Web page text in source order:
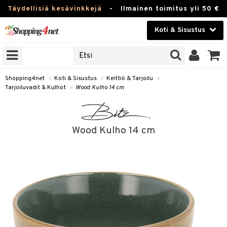
Täydellisiä kesävinkkejä - Ilmainen toimitus yli 50 €
Koti & Sisustus
Kauneudenhoito
Piilolinssit
Lelut, Lapsi & Vauva
Tuotemerkkejä
Kampanjat
Shopping4net » Koti & Sisustus » Keittiö & Tarjoilu
»
Tarjoiluvadit & Kulhot » Wood Kulho 14 cm
Wood Kulho 14 cm
Tee & Espresso